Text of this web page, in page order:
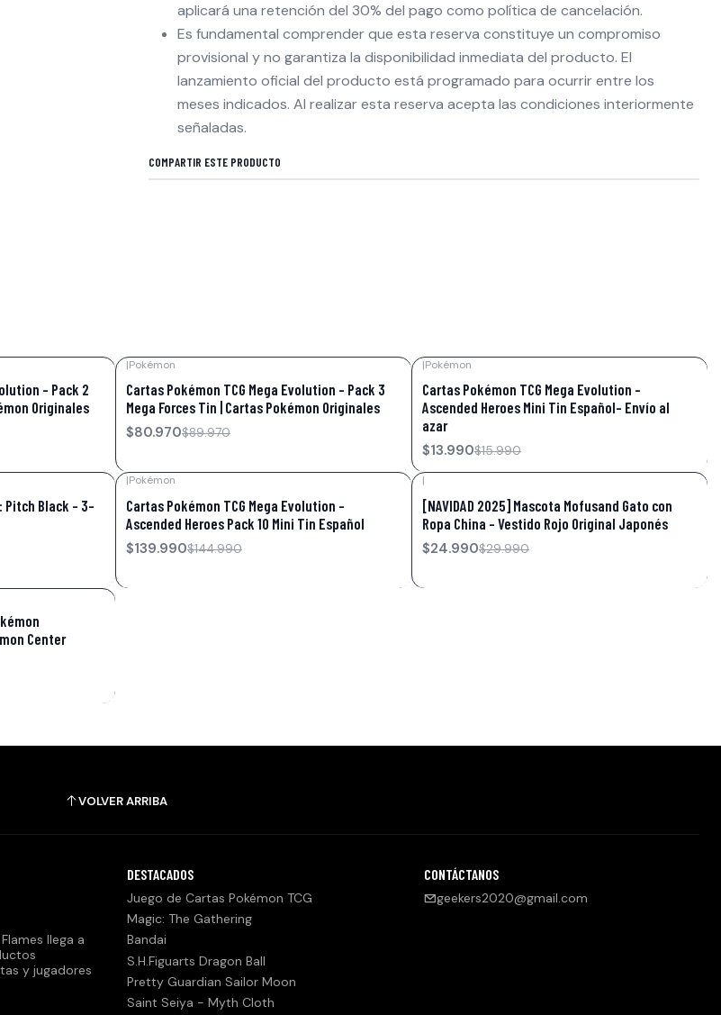
aplicará una retención del 30% del pago como política de cancelación.
Es fundamental comprender que esta reserva constituye un compromiso
provisional y no garantiza la disponibilidad inmediata del producto. El
lanzamiento oficial del producto está programado para ocurrir entre los
meses indicados. Al realizar esta reserva acepta las condiciones interiormente
señaladas.
COMPARTIR ESTE PRODUCTO
– Pack 2
Originales
|Pokémon
Cartas Pokémon TCG Mega Evolution – Pack 3
Mega Forces Tin | Cartas Pokémon Originales
$80.970$89.970
|Pokémon
Cartas Pokémon TCG Mega Evolution –
Ascended Heroes Mini Tin Español- Envío al
azar
$13.990$15.990
Pitch Black – 3-
|Pokémon
Cartas Pokémon TCG Mega Evolution –
Ascended Heroes Pack 10 Mini Tin Español
$139.990$144.990
|
[NAVIDAD 2025] Mascota Mofusand Gato con
Ropa China – Vestido Rojo Original Japonés
$24.990$29.990
Center
VOLVER ARRIBA
llega a
y jugadores
DESTACADOS
Juego de Cartas Pokémon TCG
Magic: The Gathering
Bandai
S.H.Figuarts Dragon Ball
Pretty Guardian Sailor Moon
Saint Seiya - Myth Cloth
CONTÁCTANOS
geekers2020@gmail.com